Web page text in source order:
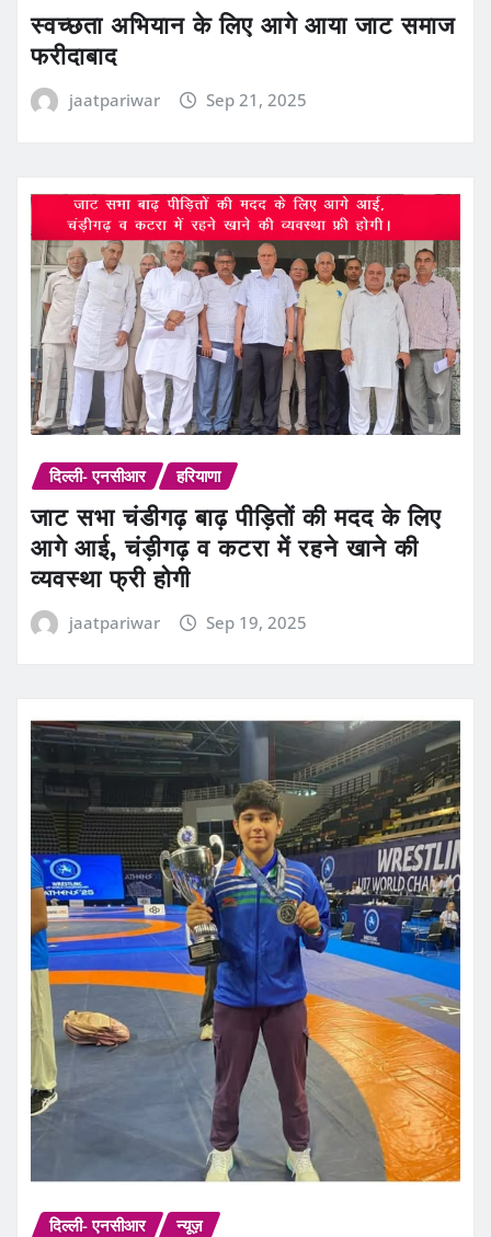
स्वच्छता अभियान के लिए आगे आया जाट समाज
फरीदाबाद
jaatpariwar Sep 21, 2025
दिल्ली- एनसीआर हरियाणा
जाट सभा चंडीगढ़ बाढ़ पीड़ितों की मदद के लिए
आगे आई, चंड़ीगढ़ व कटरा में रहने खाने की
व्यवस्था फ्री होगी
jaatpariwar Sep 19, 2025
दिल्ली- एनसीआर न्यूज़